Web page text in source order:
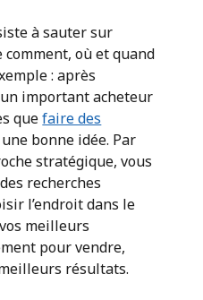
à sauter sur
comment, où et quand
: après
important acheteur
quefaire des
bonne idée. Par
stratégique, vous
recherches
l’endroit dans le
meilleurs
pour vendre,
résultats.